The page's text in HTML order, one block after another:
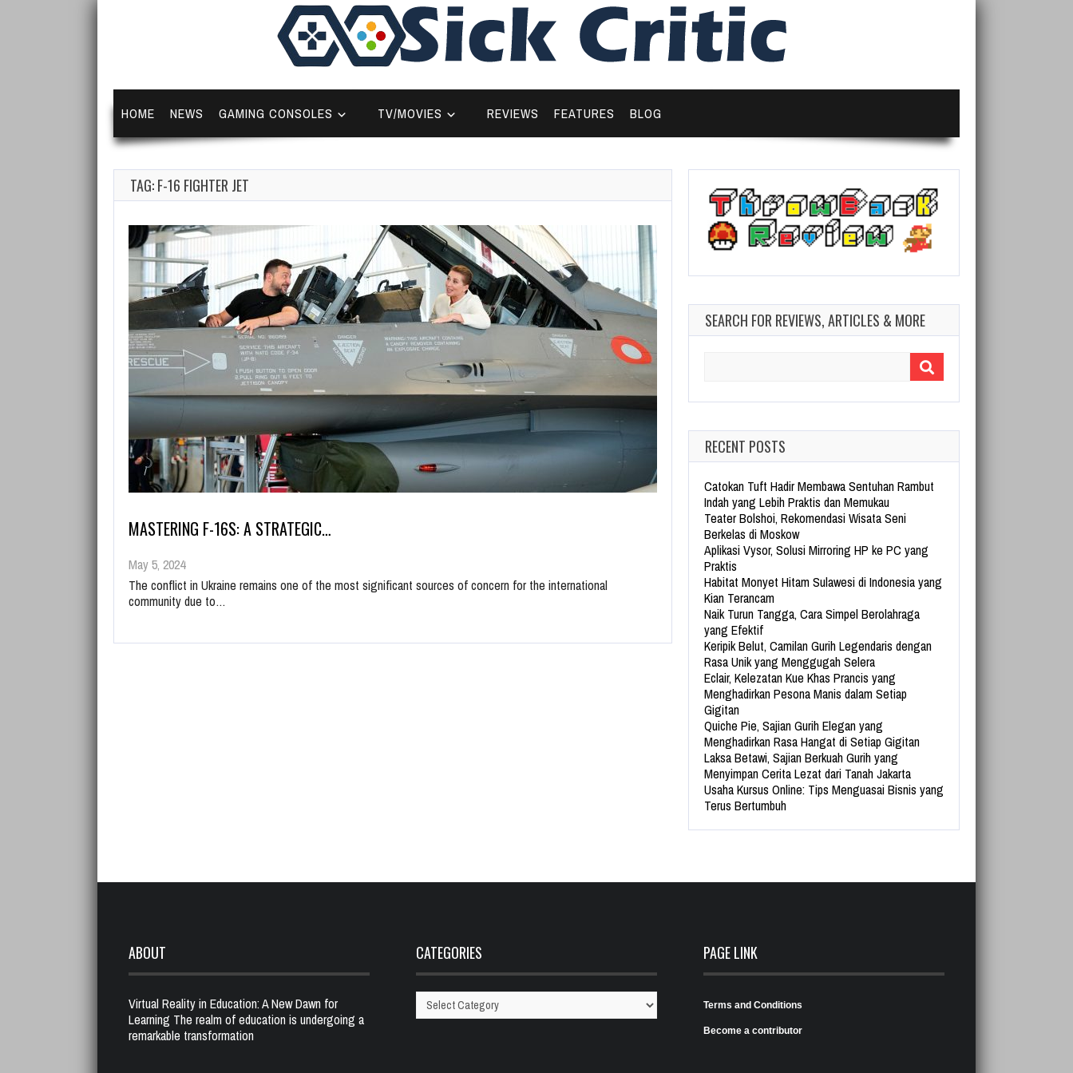
HOME NEWS GAMING CONSOLES TV/MOVIES REVIEWS FEATURES BLOG
TAG: F-16 FIGHTER JET
MASTERING F-16S: A STRATEGIC…
May 5, 2024
The conflict in Ukraine remains one of the most significant sources of concern for the international
community due to…
SEARCH FOR REVIEWS, ARTICLES & MORE
RECENT POSTS
Catokan Tuft Hadir Membawa Sentuhan Rambut
Indah yang Lebih Praktis dan Memukau
Teater Bolshoi, Rekomendasi Wisata Seni
Berkelas di Moskow
Aplikasi Vysor, Solusi Mirroring HP ke PC yang
Praktis
Habitat Monyet Hitam Sulawesi di Indonesia yang
Kian Terancam
Naik Turun Tangga, Cara Simpel Berolahraga
yang Efektif
Keripik Belut, Camilan Gurih Legendaris dengan
Rasa Unik yang Menggugah Selera
Eclair, Kelezatan Kue Khas Prancis yang
Menghadirkan Pesona Manis dalam Setiap
Gigitan
Quiche Pie, Sajian Gurih Elegan yang
Menghadirkan Rasa Hangat di Setiap Gigitan
Laksa Betawi, Sajian Berkuah Gurih yang
Menyimpan Cerita Lezat dari Tanah Jakarta
Usaha Kursus Online: Tips Menguasai Bisnis yang
Terus Bertumbuh
ABOUT
Virtual Reality in Education: A New Dawn for
Learning The realm of education is undergoing a
remarkable transformation
CATEGORIES
Categories
PAGE LINK
Terms and Conditions
Become a contributor